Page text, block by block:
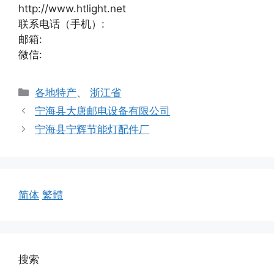
http://www.htlight.net
联系电话（手机）:
邮箱:
微信:
分
类
各地特产、浙江省
宁海县大唐邮电设备有限公司
宁海县宁辉节能灯配件厂
简体 繁體
搜索